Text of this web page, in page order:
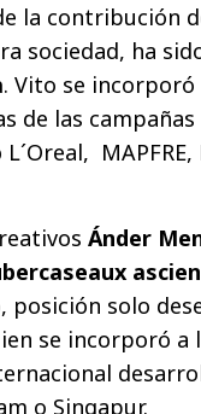
la contribución
sociedad, ha
. Vito se incorporó
de las
Ánder
, posición solo
se incorporó a
o Singapur.